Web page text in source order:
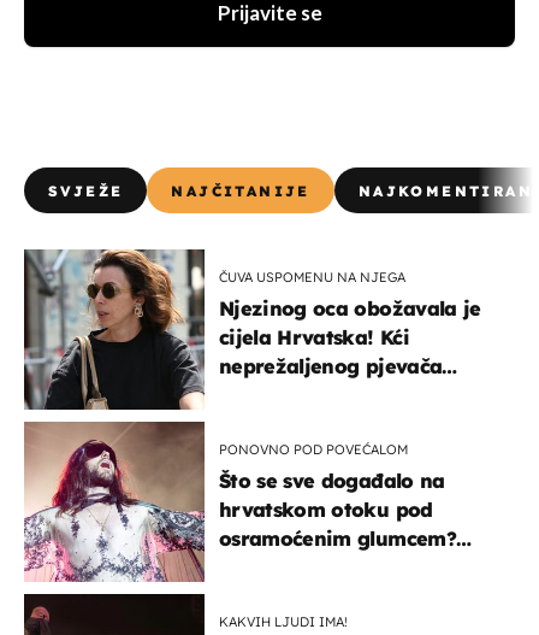
Prijavite se
SVJEŽE NAJČITANIJE
ČUVA USPOMENU NA NJEGA
Njezinog oca obožavala je
cijela Hrvatska! Kći
neprežaljenog pjevača
PONOVNO POD POVEĆALOM
Što se sve događalo na
hrvatskom otoku pod
osramoćenim glumcem?
KAKVIH LJUDI IMA!